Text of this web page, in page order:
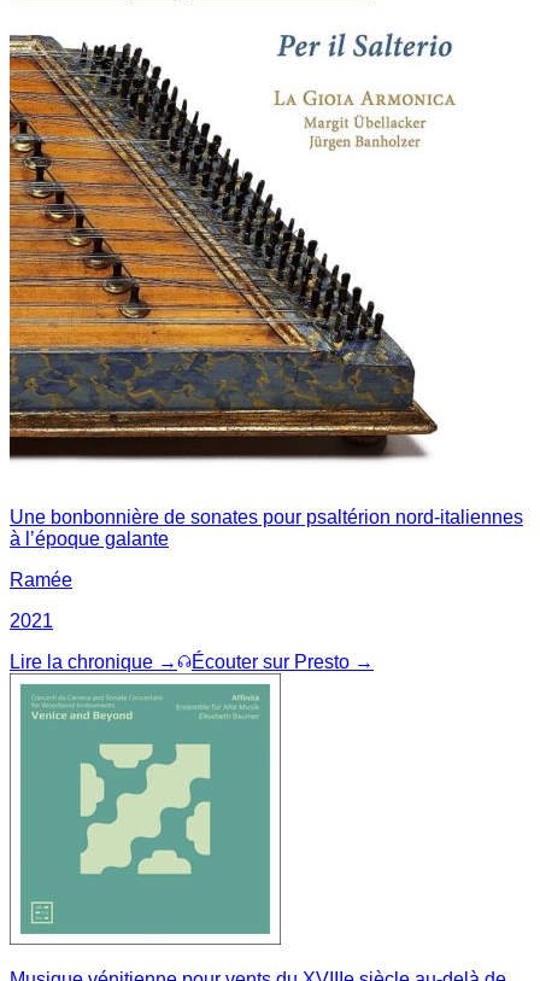
Une bonbonnière de sonates pour psaltérion nord-italiennes
à l’époque galante
Ramée
2021
Lire la chronique →
Écouter sur Presto →